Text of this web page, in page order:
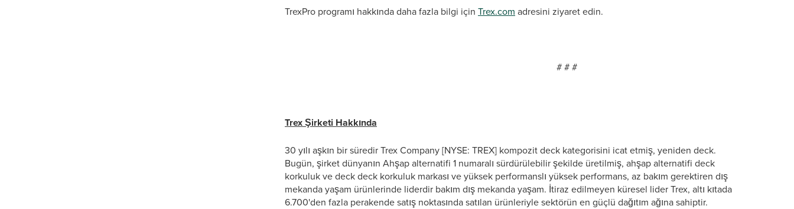
TrexPro programı hakkında daha fazla bilgi için Trex.com adresini ziyaret edin.
# # #
Trex Şirketi Hakkında
30 yılı aşkın bir süredir Trex Company [NYSE: TREX] kompozit deck kategorisini icat etmiş, yeniden deck.
Bugün, şirket dünyanın Ahşap alternatifi 1 numaralı sürdürülebilir şekilde üretilmiş, ahşap alternatifi deck
korkuluk ve deck deck korkuluk markası ve yüksek performanslı yüksek performans, az bakım gerektiren dış
mekanda yaşam ürünlerinde liderdir bakım dış mekanda yaşam. İtiraz edilmeyen küresel lider Trex, altı kıtada
6.700'den fazla perakende satış noktasında satılan ürünleriyle sektörün en güçlü dağıtım ağına sahiptir.